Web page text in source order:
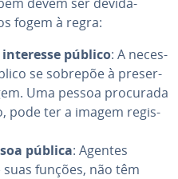
fogem à regra:
público: A ne­ces­
se sobrepõe à pre­ser­
Uma pessoa procurada
pode ter a imagem re­gis­
pública: Agentes
funções, não têm